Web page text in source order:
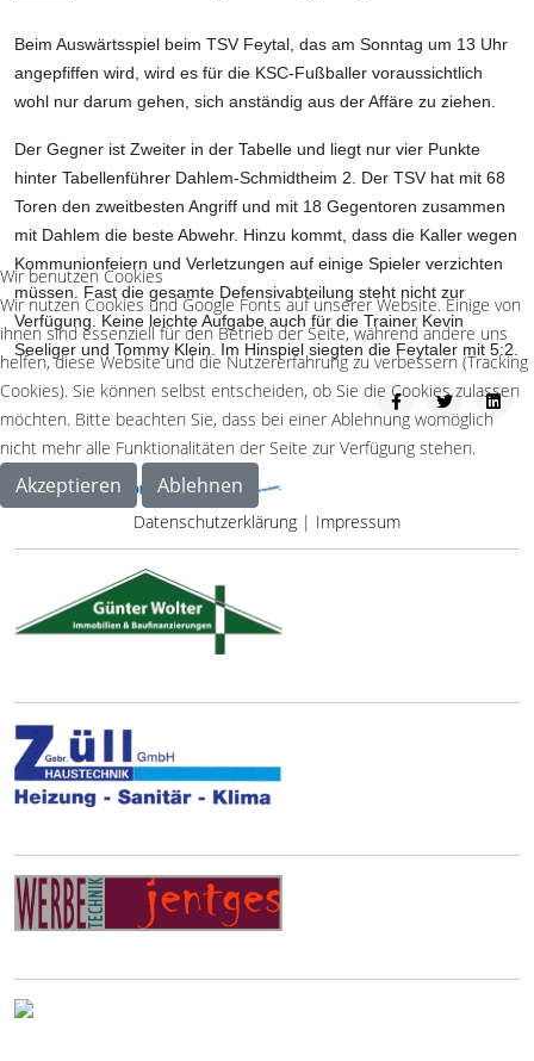
Beim Auswärtsspiel beim TSV Feytal, das am Sonntag um 13 Uhr
angepfiffen wird, wird es für die KSC-Fußballer voraussichtlich
wohl nur darum gehen, sich anständig aus der Affäre zu ziehen.
Der Gegner ist Zweiter in der Tabelle und liegt nur vier Punkte
hinter Tabellenführer Dahlem-Schmidtheim 2. Der TSV hat mit 68
Toren den zweitbesten Angriff und mit 18 Gegentoren zusammen
mit Dahlem die beste Abwehr. Hinzu kommt, dass die Kaller wegen
Kommunionfeiern und Verletzungen auf einige Spieler verzichten
müssen. Fast die gesamte Defensivabteilung steht nicht zur
Verfügung. Keine leichte Aufgabe auch für die Trainer Kevin
Seeliger und Tommy Klein. Im Hinspiel siegten die Feytaler mit 5:2.
Wir benutzen Cookies
Wir nutzen Cookies und Google Fonts auf unserer Website. Einige von
ihnen sind essenziell für den Betrieb der Seite, während andere uns
helfen, diese Website und die Nutzererfahrung zu verbessern (Tracking
Cookies). Sie können selbst entscheiden, ob Sie die Cookies zulassen
möchten. Bitte beachten Sie, dass bei einer Ablehnung womöglich
nicht mehr alle Funktionalitäten der Seite zur Verfügung stehen.
Akzeptieren Ablehnen
Datenschutzerklärung | Impressum